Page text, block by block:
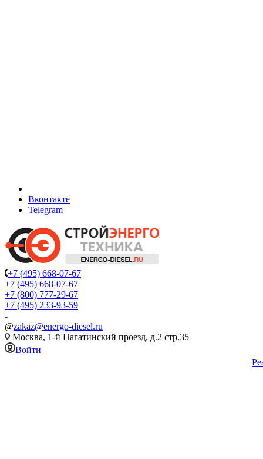
Вконтакте
Telegram
+7 (495) 668-07-67
+7 (495) 668-07-67
+7 (800) 777-29-67
+7 (495) 233-93-59
@zakaz@energo-diesel.ru
Москва, 1-й Нагатинский проезд, д.2 стр.35
Войти